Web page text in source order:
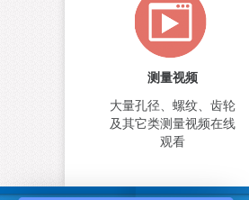
测量视频
大量孔径、螺纹、齿轮
及其它类测量视频在线
观看